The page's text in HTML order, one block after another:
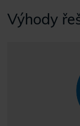
Výhody